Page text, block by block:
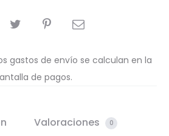
gastos de envío se calculan en la
de pagos.
Valoraciones 0